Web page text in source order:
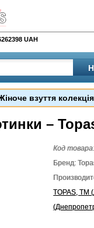
UAH
взуття
–
Код
Бренд:
TOPAS, TM